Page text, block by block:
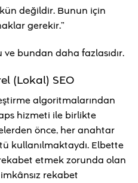
değildir. Bunun için
gerekir.”
bundan daha fazlasıdır.
(Lokal) SEO
algoritmalarından
hizmeti ile birlikte
önce, her anahtar
kullanılmaktaydı. Elbette
etmek zorunda olan
rekabet